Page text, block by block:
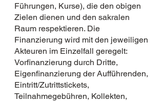
Führungen, Kurse), die den obigen
Zielen dienen und den sakralen
Raum respektieren. Die
Finanzierung wird mit den jeweiligen
Akteuren im Einzelfall geregelt:
Vorfinanzierung durch Dritte,
Eigenfinanzierung der Aufführenden,
Eintritt/Zutrittstickets,
Teilnahmegebühren, Kollekten,